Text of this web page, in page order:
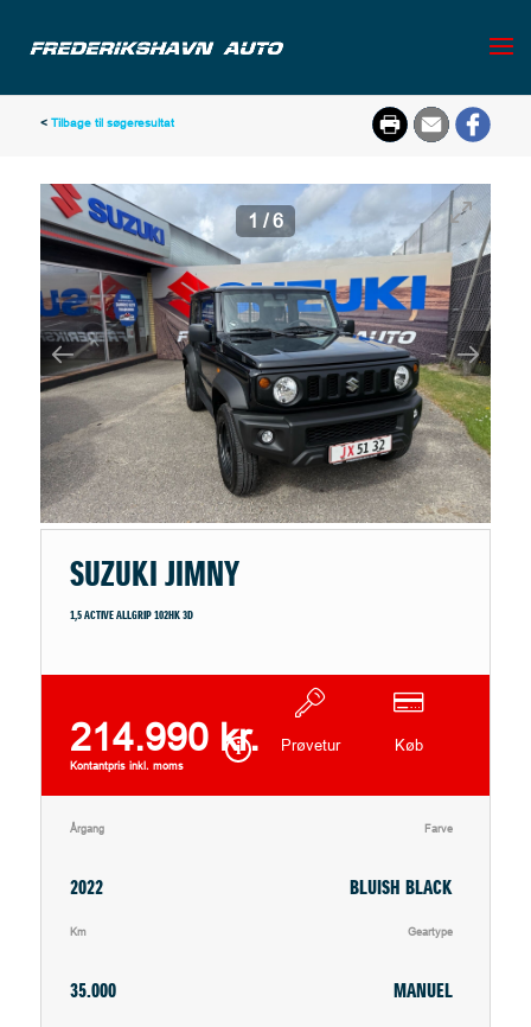
< Tilbage til søgeresultat
1 /6
SUZUKI JIMNY
1,5 ACTIVE ALLGRIP 102HK 3D
214.990 kr.
Kontantpris inkl. moms
Prøvetur Køb
Årgang
2022
Farve
BLUISH BLACK
Km
35.000
Geartype
MANUEL